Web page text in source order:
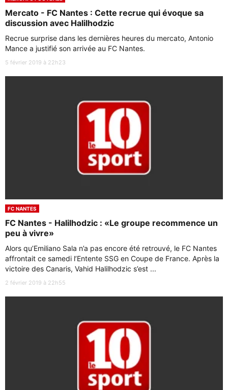
Mercato - FC Nantes : Cette recrue qui évoque sa
discussion avec Halilhodzic
Recrue surprise dans les dernières heures du mercato, Antonio
Mance a justifié son arrivée au FC Nantes.
5 février 2019 à 22h23
FC NANTES
FC Nantes - Halilhodzic : «Le groupe recommence un
peu à vivre»
Alors qu’Emiliano Sala n’a pas encore été retrouvé, le FC Nantes
affrontait ce samedi l’Entente SSG en Coupe de France. Après la
victoire des Canaris, Vahid Halilhodzic s’est ...
2 février 2019 à 22h55